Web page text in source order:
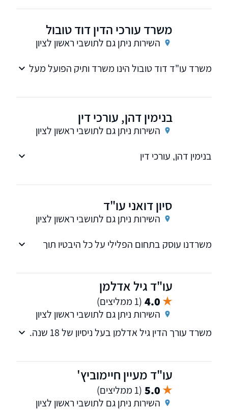
משרד עורכי הדין דוד טובול
השירות ניתן גם לתושבי ראשון לציון
משרד עו"ד דוד טובול הינו משרד ותיק הפועל מעל
בנימין דהן, עורכי דין
השירות ניתן גם לתושבי ראשון לציון
בנימין דהן, עורכי דין
סיון דואני עו"ד
השירות ניתן גם לתושבי ראשון לציון
משרדנו עוסק בתחום הפלילי על כל היבטיו תוך
עו"ד גיל אדלמן
4.0 (1 ממליצים)
השירות ניתן גם לתושבי ראשון לציון
משרד עורך הדין גיל אדלמן בעל ניסיון של 18 שנה.
בקשות למעצר עד תום ההליכים וכן בעל ניסיון רב
במשא ומתן מול גורמי פרקליטות ותביעה.
עו"ד מעיין חיימוביץ'
5.0 (1 ממליצים)
השירות ניתן גם לתושבי ראשון לציון